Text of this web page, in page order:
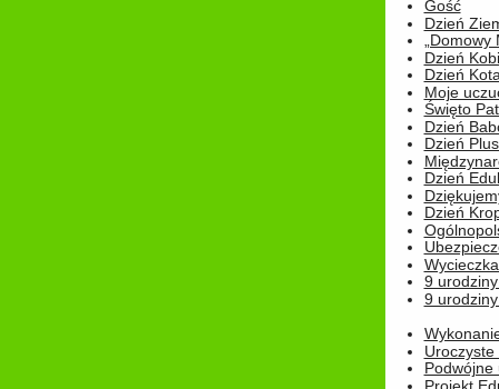
Gość
Dzień
Dzień
Dzień
Moje
Święto
Dzień
Dzień
Dzień
Dzień
9
9
Podwójne